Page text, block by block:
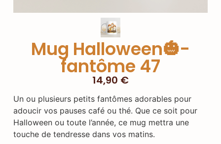
Mug Halloween🎃-
fantôme 47
14,90 €
Un ou plusieurs petits fantômes adorables pour
adoucir vos pauses café ou thé. Que ce soit pour
Halloween ou toute l’année, ce mug mettra une
touche de tendresse dans vos matins.